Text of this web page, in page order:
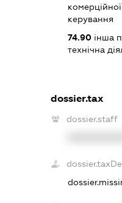
керування
74.90 інша
технічна
dossier.tax
dossier.staff